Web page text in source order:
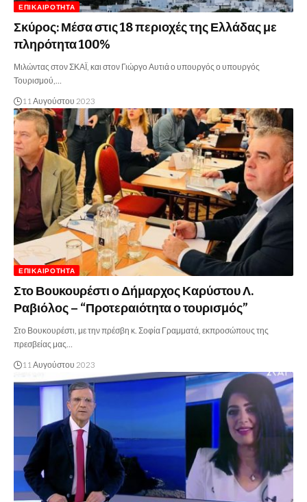
ΕΠΙΚΑΙΡΌΤΗΤΑ
Σκύρος: Μέσα στις 18 περιοχές της Ελλάδας με
πληρότητα 100%
Μιλώντας στον ΣΚΑΪ, και στον Γιώργο Αυτιά ο υπουργός ο υπουργός
Τουρισμού,…
11 Αυγούστου 2023
ΕΠΙΚΑΙΡΌΤΗΤΑ
Στο Βουκουρέστι ο Δήμαρχος Καρύστου Λ.
Ραβιόλος – “Προτεραιότητα ο τουρισμός”
Στο Βουκουρέστι, με την πρέσβη κ. Σοφία Γραμματά, εκπροσώπους της
πρεσβείας μας…
11 Αυγούστου 2023